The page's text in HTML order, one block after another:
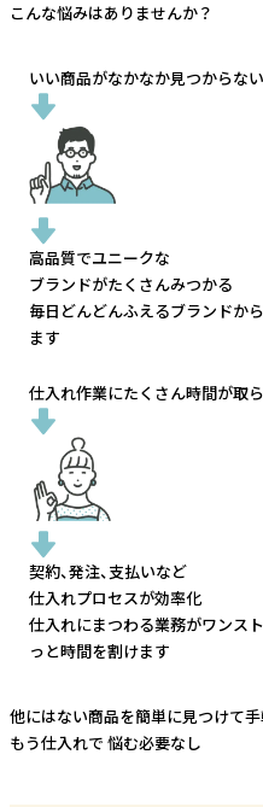
こんな悩みはありませんか？
いい商品がなかなか見つからな
高品質でユニークな
ブランドがたくさんみつかる
毎日どんどんふえるブランドから
ます
仕入れ作業にたくさん時間が取
契約、発注、支払いなど
仕入れプロセスが効率化
仕入れにまつわる業務がワンス
っと時間を割けます
他にはない商品を簡単に見つけて手
もう仕入れで 悩む必要なし